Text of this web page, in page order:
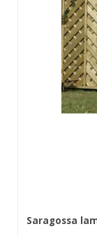
Saragossa